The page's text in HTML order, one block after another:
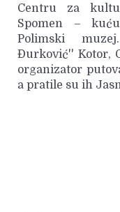
Centru za
Spomen –
Polimski
Đurković'' Kotor,
organizator
a pratile su ih